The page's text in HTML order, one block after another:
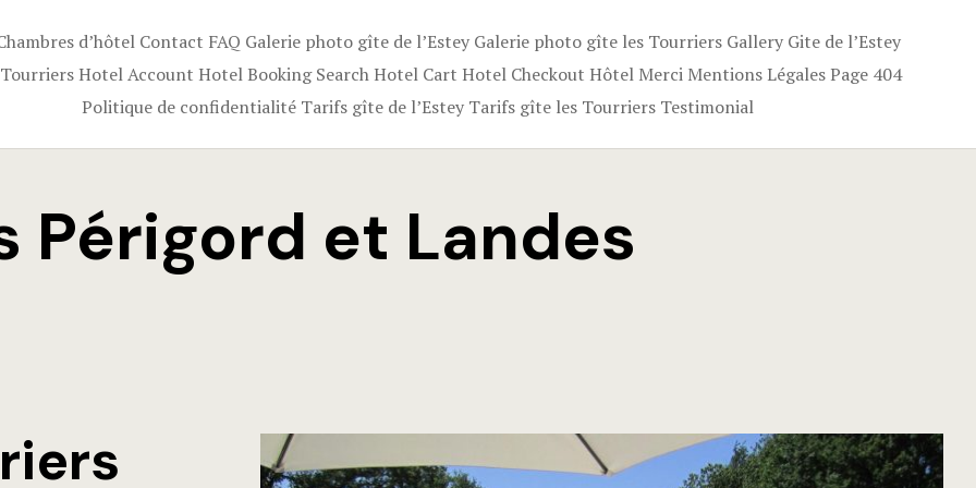
d’hôtel Contact FAQ Galerie photo gîte de l’Estey Galerie photo gîte les Tourriers Gallery Gite de l’Estey
Hotel Account Hotel Booking SearchHotel Cart Hotel Checkout Hôtel Merci Mentions LégalesPage 404
Politique de confidentialité Tarifs gîte de l’Estey Tarifs gîte les Tourriers Testimonial
Périgord et Landes